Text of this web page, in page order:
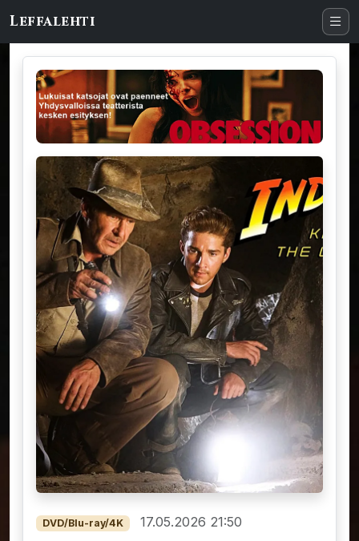
Leffalehti
DVD/Blu-ray/4K 17.05.2026 21:50